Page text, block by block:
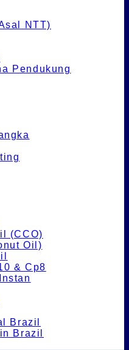
NTT)
Pendukung
(CCO)
Oil)
& Cp8
Brazil
Brazil